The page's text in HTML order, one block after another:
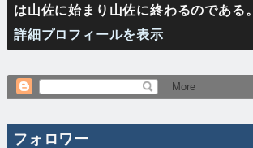
は山佐に始まり山佐に終わるのである。
詳細プロフィールを表示
フォロワー